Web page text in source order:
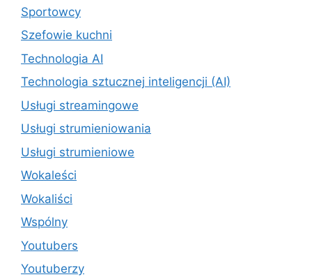
Sportowcy
Szefowie kuchni
Technologia AI
Technologia sztucznej inteligencji (AI)
Usługi streamingowe
Usługi strumieniowania
Usługi strumieniowe
Wokaleści
Wokaliści
Wspólny
Youtubers
Youtuberzy